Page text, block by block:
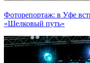
Фоторепортаж: в Уфе
«Шелковый путь»